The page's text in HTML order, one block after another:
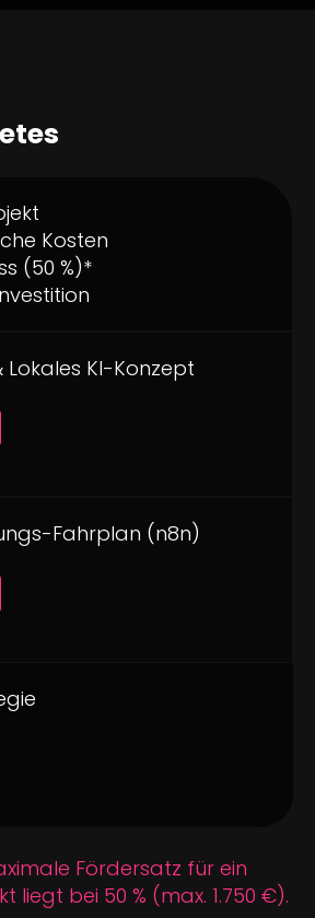
Kosten
(50 %)*
Lokales KI-Konzept
Fahrplan (n8n)
Fördersatz für ein
liegt bei 50 % (max. 1.750 €).